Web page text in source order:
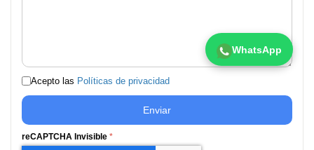
Acepto las Políticas de privacidad
Enviar
reCAPTCHA Invisible *
WhatsApp